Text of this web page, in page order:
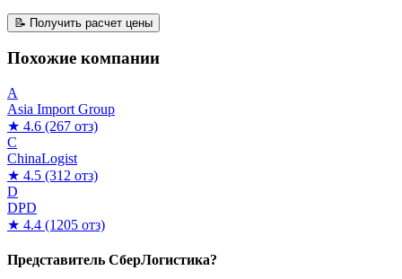
📝 Получить расчет цены
Похожие компании
A
Asia Import Group
★ 4.6 (267 отз)
C
ChinaLogist
★ 4.5 (312 отз)
D
DPD
★ 4.4 (1205 отз)
Представитель СберЛогистика?